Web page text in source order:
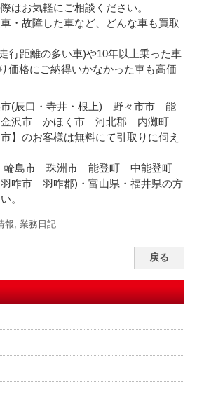
はお気軽にご相談ください。
・故障した車など、どんな車も買取
行距離の多い車)や10年以上乗った車
価格にご納得いかなかった車も高価
(辰口・寺井・根上) 野々市市 能
沢市 かほく市 河北郡 内灘町
のお客様は無料にて引取りに伺え
島市 珠洲市 能登町 中能登町
咋市 羽咋郡)・富山県・福井県の方
。
報, 業務日記
戻る